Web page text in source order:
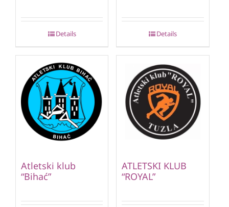
Details Details
Atletski klub
“Bihać”
ATLETSKI KLUB
“ROYAL”